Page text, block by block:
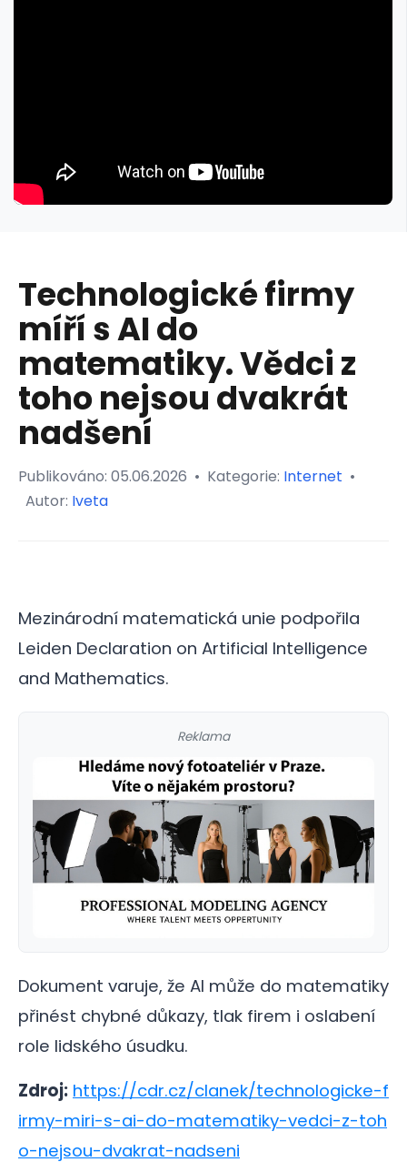
Technologické firmy
míří s AI do
matematiky. Vědci z
toho nejsou dvakrát
nadšení
Publikováno: 05.06.2026 • Kategorie: Internet •
Autor: Iveta
Mezinárodní matematická unie podpořila
Leiden Declaration on Artificial Intelligence
and Mathematics.
Reklama
Dokument varuje, že AI může do matematiky
přinést chybné důkazy, tlak firem i oslabení
role lidského úsudku.
Zdroj: https://cdr.cz/clanek/technologicke-f
irmy-miri-s-ai-do-matematiky-vedci-z-toh
o-nejsou-dvakrat-nadseni